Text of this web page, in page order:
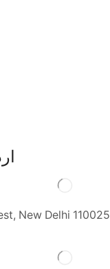
New Delhi 110025